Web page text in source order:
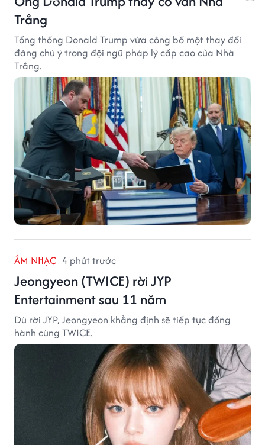
Trắng
Tổng thống Donald Trump vừa công bố một thay đổi
đáng chú ý trong đội ngũ pháp lý cấp cao của Nhà
Trắng.
ÂM NHẠC 4 phút trước
Jeongyeon (TWICE) rời JYP
Entertainment sau 11 năm
Dù rời JYP, Jeongyeon khẳng định sẽ tiếp tục đồng
hành cùng TWICE.